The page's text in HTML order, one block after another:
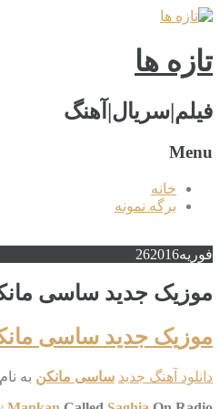
تازه ها
فیلم|سریال|آهنگ
Menu
خانه
برگه نمونه
فوریه 262016
موزیک جدید ساسی
موزیک جدید ساسی
دانلود آهنگ جدید ساسی مانکن به نام